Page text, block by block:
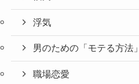
浮気
男のための「モテる方法」
職場恋愛